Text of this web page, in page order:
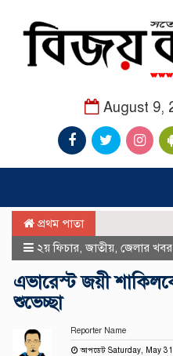
August 9,
প্রথম পাতা
২য় ফিচার ,জাতীয় জেলার খবর
এভারেস্ট জয়ী
শুভেচ্ছা
Reporter Name
আপডেট Saturday, May